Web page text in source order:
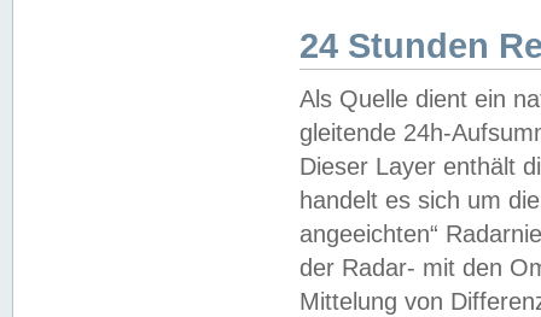
24 Stunden
Als Quelle dient ein
gleitende 24h-
Dieser Layer enthält
handelt es sich um
angeeichten“
der Radar- mit den
Mittelung von